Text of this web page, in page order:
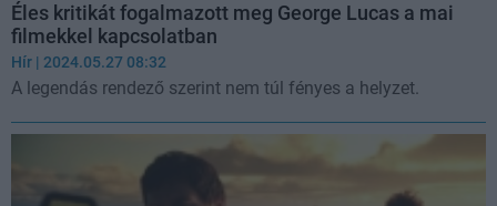
Éles kritikát fogalmazott meg George Lucas a mai
filmekkel kapcsolatban
Hír | 2024.05.27 08:32
A legendás rendező szerint nem túl fényes a helyzet.